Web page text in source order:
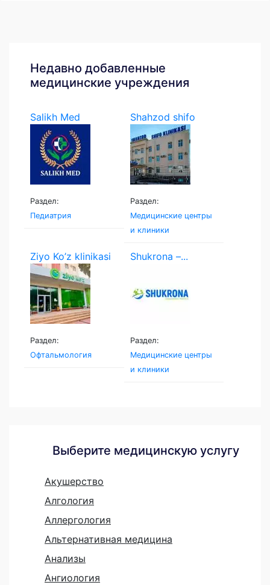
Недавно добавленные
медицинские учреждения
Salikh Med
Раздел:
Педиатрия
Shahzod shifo
klinikasi
Раздел:
Медицинские центры
и клиники
Ziyo Ko’z klinikasi
Раздел:
Офтальмология
Shukrona –...
Раздел:
Медицинские центры
и клиники
Выберите медицинскую услугу
Акушерство
Алгология
Аллергология
Альтернативная медицина
Анализы
Ангиология